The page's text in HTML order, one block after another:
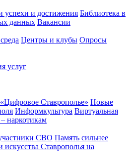
успехи и достижения Библиотека в
данных Вакансии
Центры и клубы Опросы
услуг
Ставрополье» Новые
Информкультура Виртуальная
наркотикам
СВО Память сильнее
Ставрополья на